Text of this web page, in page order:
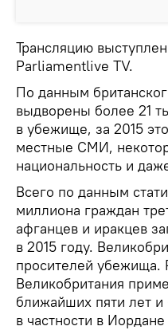
Трансляцию
Parliamentlive TV.
По данным
выдворены более 21
в убежище, за 2015
местные СМИ,
национальность и
Всего по данным
миллиона граждан
афганцев и иракцев
в 2015 году.
просителей убежища.
Великобритания
ближайших пяти лет и
в частности в